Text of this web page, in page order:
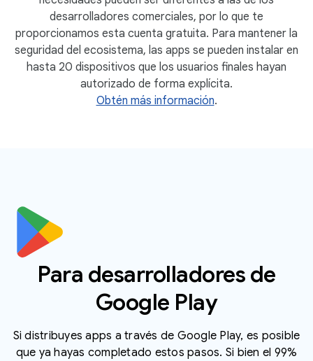
desarrolladores comerciales, por lo que te
proporcionamos esta cuenta gratuita. Para mantener la
seguridad del ecosistema, las apps se pueden instalar en
hasta 20 dispositivos que los usuarios finales hayan
autorizado de forma explícita.
Obtén más información.
Para desarrolladores de
Google Play
Si distribuyes apps a través de Google Play, es posible
que ya hayas completado estos pasos. Si bien el 99%